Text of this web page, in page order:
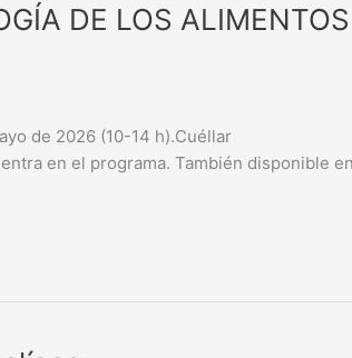
DE LOS ALIMENTOS
de 2026 (10-14 h).Cuéllar
en el programa. También disponible